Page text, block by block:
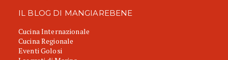
IL BLOG DI MANGIAREBENE
Cucina Internazionale
Cucina Regionale
Eventi Golosi